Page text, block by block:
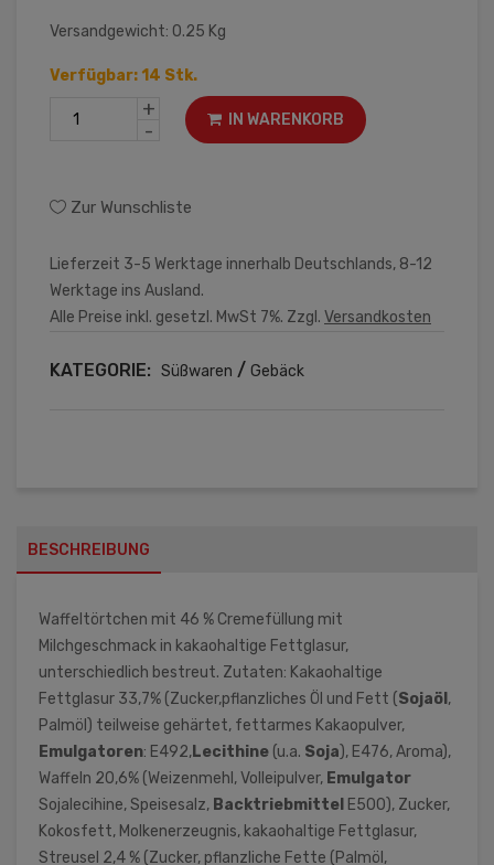
Versandgewicht: 0.25 Kg
Verfügbar: 14 Stk.
+
-
IN WARENKORB
Zur Wunschliste
Lieferzeit 3-5 Werktage innerhalb Deutschlands, 8-12
Werktage ins Ausland.
Alle Preise inkl. gesetzl. MwSt 7%. Zzgl. Versandkosten
KATEGORIE: Süßwaren / Gebäck
BESCHREIBUNG
Waffeltörtchen mit 46 % Cremefüllung mit
Milchgeschmack in kakaohaltige Fettglasur,
unterschiedlich bestreut. Zutaten: Kakaohaltige
Fettglasur 33,7% (Zucker,pflanzliches Öl und Fett (Sojaöl ,
Palmöl) teilweise gehärtet, fettarmes Kakaopulver,
Emulgatoren: E492,Lecithine (u.a. Soja), E476, Aroma),
Waffeln 20,6% (Weizenmehl, Volleipulver, Emulgator
Sojalecihine, Speisesalz, Backtriebmittel E500), Zucker,
Kokosfett, Molkenerzeugnis, kakaohaltige Fettglasur,
Streusel 2,4 % (Zucker, pflanzliche Fette (Palmöl,